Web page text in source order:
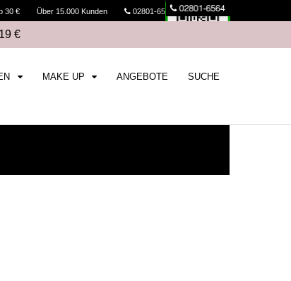
30 € Über 15.000 Kunden 02801-6564 Kasse
€
MAKE UP ANGEBOTE SUCHE